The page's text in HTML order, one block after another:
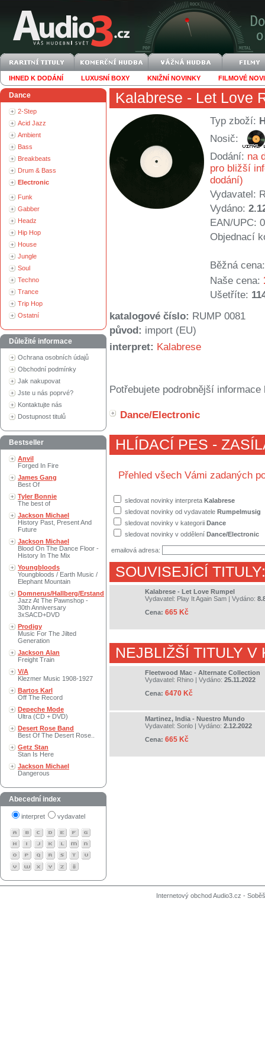
IHNED K DODÁNÍ LUXUSNÍ BOXY KNIŽNÍ NOVINKY FILMOVÉ
Dance
2-Step
Acid Jazz
Ambient
Bass
Breakbeats
Drum & Bass
Electronic
Funk
Gabber
Headz
Hip Hop
House
Jungle
Soul
Techno
Trance
Trip Hop
Ostatní
Důležité informace
Ochrana osobních údajů
Obchodní podmínky
Jak nakupovat
Jste u nás poprvé?
Kontaktujte nás
Dostupnost titulů
Bestseller
Anvil
Forged In Fire
James Gang
Best Of
Tyler Bonnie
The best of
Jackson Michael
History Past, Present And
Future
Jackson Michael
Blood On The Dance Floor -
History In The Mix
Youngbloods
Youngbloods / Earth Music /
Elephant Mountain
Domnerus/Hallberg/Erstand
Jazz At The Pawnshop -
30th Anniversary
3xSACD+DVD
Prodigy
Music For The Jilted
Generation
Jackson Alan
Freight Train
V/A
Klezmer Music 1908-1927
Bartos Karl
Off The Record
Depeche Mode
Ultra (CD + DVD)
Desert Rose Band
Best Of The Desert Rose..
Getz Stan
Stan Is Here
Jackson Michael
Dangerous
Abecední index
interpret vydavatel
Kalabrese - Let Love
Typ zboží:
Nosič:
Dodání: na
pro bližší
dodání)
Vydavatel:
Vydáno:
EAN/UPC:
Objednací
Běžná cena:
Naše cena:
Ušetříte:
katalogové číslo: RUMP 0081
původ: import (EU)
interpret: Kalabrese
Potřebujete podrobnější
Dance/Electronic
HLÍDACÍ PES -
Přehled všech Vámi zadaných
sledovat novinky interpreta Kalabrese
sledovat novinky od vydavatele Rumpelmusig
sledovat novinky v kategorii Dance
sledovat novinky v oddělení Dance/Electronic
emailová adresa:
SOUVISEJÍCÍ TITULY:
Kalabrese - Let Love Rumpel
Vydavatel: Play It Again Sam | Vydáno:
Cena: 665 Kč
NEJBLIŽŠÍ TITULY V
Fleetwood Mac - Alternate Collection
Vydavatel: Rhino | Vydáno: 25.11.2022
Cena: 6470 Kč
Martinez, India - Nuestro Mundo
Vydavatel: Sonlo | Vydáno: 2.12.2022
Cena: 665 Kč
Internetový obchod Audio3.cz -